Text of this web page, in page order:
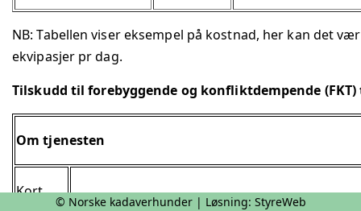
NB: Tabellen viser eksempel på kostnad, her kan det
ekvipasjer pr dag.
Tilskudd til forebyggende og konfliktdempende
Om tjenesten
Kort
Målsettingen med ordningen er å sikre
© Norske kadaverhunder | Løsning: StyreWeb